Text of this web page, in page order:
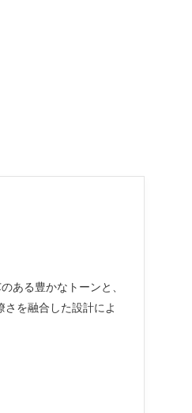
ある豊かなトーンと、
を融合した設計によ